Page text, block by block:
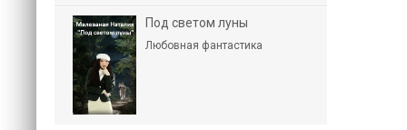
Под светом луны
Любовная фантастика